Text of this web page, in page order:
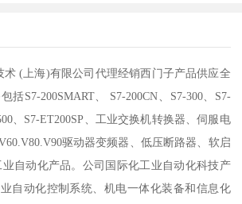
海)有限公司代理经销西门子产品供应全
括S7-200SMART、 S7-200CN、S7-300、S7-
、S7-ET200SP、工业交换机转换器、伺服电
驱动器变频器、低压断路器、软启
自动化产品。公司国际化工业自动化科技产
自动化控制系统、机电一体化装备和信息化